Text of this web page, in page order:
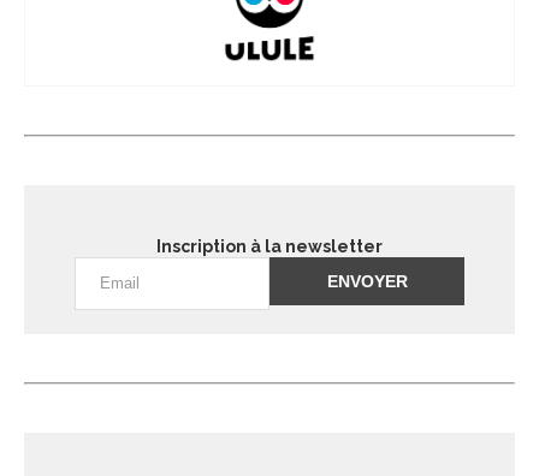
Inscription à la newsletter